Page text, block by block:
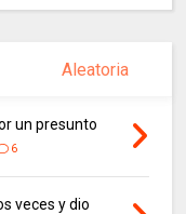
Aleatoria
un presunto
6
veces y dio